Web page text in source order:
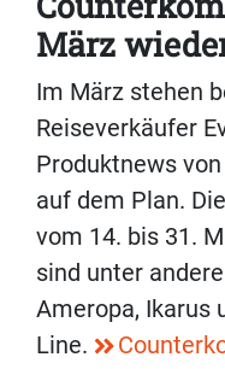
März
Im März stehen
Reiseverkäufer
Produktnews
auf dem Plan.
vom 14. bis 31.
sind unter
Ameropa, Ikarus
Line.